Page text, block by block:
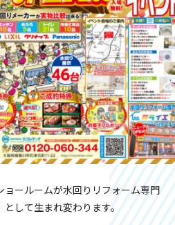
ョールームが水回りリフォーム専門
して生まれ変わります。